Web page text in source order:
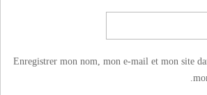
Enregistrer mon nom, mon e-mail et mon site